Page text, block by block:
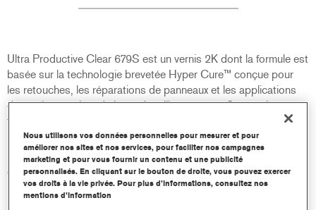
Ultra Productive Clear 679S est un vernis 2K dont la formule est
basée sur la technologie brevetée Hyper Cure™ conçue pour
les retouches, les réparations de panneaux et les applications
de vernis sur teinte de base de taille moyenne. Son séchage
très rapide permet d'augmenter considérablement la
productivité tout en offrant un aspect remarquable.
Caractéristiques du produit
Facile à appliquer et procure un aspect remarquablement
lisse.
Nous utilisons vos données personnelles pour mesurer et pour
améliorer nos sites et nos services, pour faciliter nos campagnes
marketing et pour vous fournir un contenu et une publicité
personnalisés. En cliquant sur le bouton de droite, vous pouvez exercer
vos droits à la vie privée. Pour plus d’informations, consultez nos
mentions d’information